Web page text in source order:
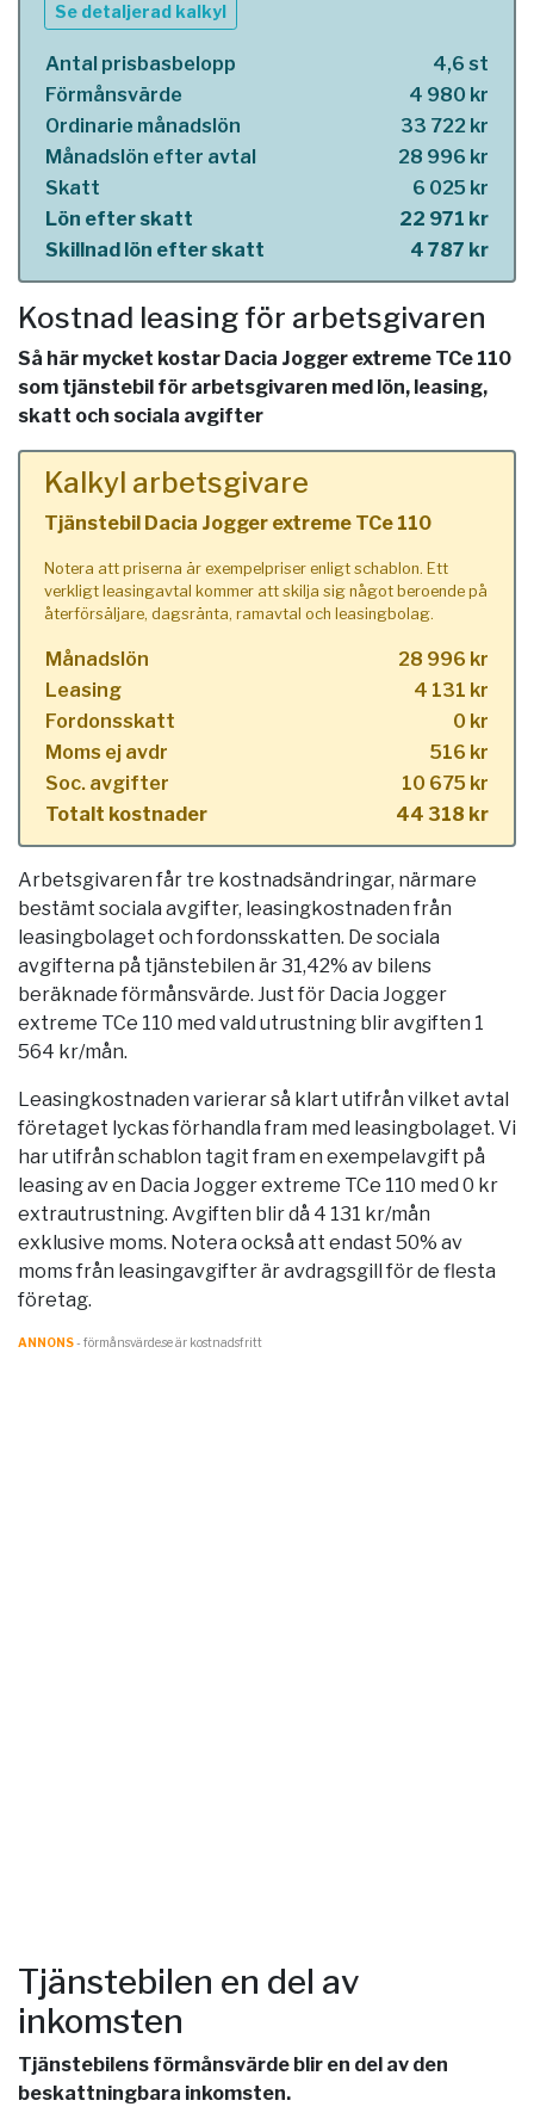
Se detaljerad kalkyl
Antal prisbasbelopp
4,6 st
Förmånsvärde
4 980 kr
Ordinarie månadslön
33 722 kr
Månadslön efter avtal
28 996 kr
Skatt
6 025 kr
Lön efter skatt
22 971 kr
Skillnad lön efter skatt
4 787 kr
Kostnad leasing för arbetsgivaren
Så här mycket kostar Dacia Jogger extreme TCe 110
som tjänstebil för arbetsgivaren med lön, leasing,
skatt och sociala avgifter
Kalkyl arbetsgivare
Tjänstebil Dacia Jogger extreme TCe 110
Notera att priserna är exempelpriser enligt schablon. Ett
verkligt leasingavtal kommer att skilja sig något beroende på
återförsäljare, dagsränta, ramavtal och leasingbolag.
Månadslön
28 996 kr
Leasing
4 131 kr
Fordonsskatt
0 kr
Moms ej avdr
516 kr
Soc. avgifter
10 675 kr
Totalt kostnader
44 318 kr
Arbetsgivaren får tre kostnadsändringar, närmare
bestämt sociala avgifter, leasingkostnaden från
leasingbolaget och fordonsskatten. De sociala
avgifterna på tjänstebilen är 31,42% av bilens
beräknade förmånsvärde. Just för Dacia Jogger
extreme TCe 110 med vald utrustning blir avgiften 1
564 kr/mån.
Leasingkostnaden varierar så klart utifrån vilket avtal
företaget lyckas förhandla fram med leasingbolaget. Vi
har utifrån schablon tagit fram en exempelavgift på
leasing av en Dacia Jogger extreme TCe 110 med 0 kr
extrautrustning. Avgiften blir då 4 131 kr/mån
exklusive moms. Notera också att endast 50% av
moms från leasingavgifter är avdragsgill för de flesta
företag.
ANNONS- förmånsvärde.se är kostnadsfritt
Tjänstebilen en del av
inkomsten
Tjänstebilens förmånsvärde blir en del av den
beskattningbara inkomsten.